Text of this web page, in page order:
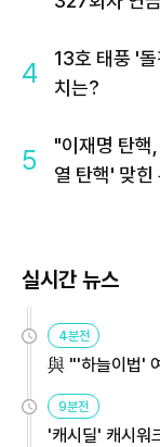
4
13호 태풍 '
치는?
5
"이재명 탄핵
열 탄핵' 맞
실시간 뉴스
4분전
與 "'하늘이법'
9분전
'캐시딜' 캐시워